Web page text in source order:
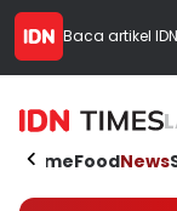
Baca artikel
HomeFoodNews